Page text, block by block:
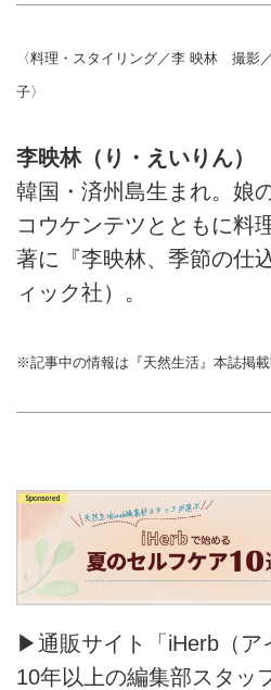
〈料理・スタイリング／李 映林 撮
子〉
李映林（り・えいりん）
韓国・済州島生まれ。娘
コウケンテツとともに料
著に『李映林、季節の仕
ィック社）。
※記事中の情報は『天然生活』本誌掲
▶通販サイト「iHerb（ア
10年以上の編集部スタッ